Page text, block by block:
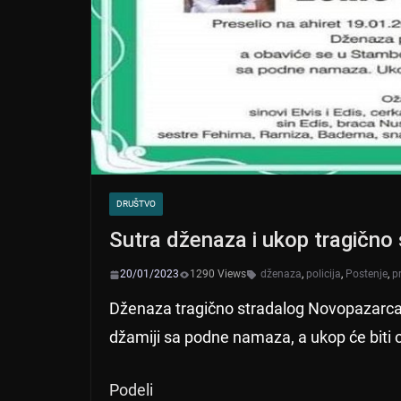
DRUŠTVO
Sutra dženaza i ukop
20/01/2023 1290 Views dženaza, policija, Postenje,
Dženaza tragično stradalog
džamiji sa podne namaza, a ukop će biti
Podeli